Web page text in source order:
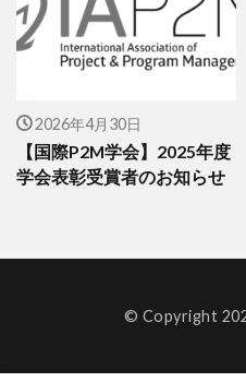
2026年4月30日
【国際P2M学会】2025年度
学会表彰受賞者のお知らせ
© Copyright